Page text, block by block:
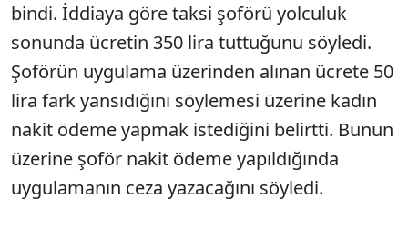
bindi. İddiaya göre taksi şoförü yolculuk
sonunda ücretin 350 lira tuttuğunu söyledi.
Şoförün uygulama üzerinden alınan ücrete 50
lira fark yansıdığını söylemesi üzerine kadın
nakit ödeme yapmak istediğini belirtti. Bunun
üzerine şoför nakit ödeme yapıldığında
uygulamanın ceza yazacağını söyledi.